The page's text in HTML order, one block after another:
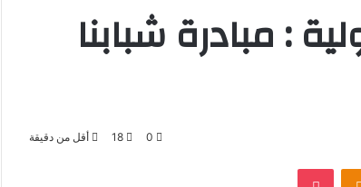
: مبادرة شبابنا
0
18 أقل من دقيقة
Odnoklassniki
بوكيت